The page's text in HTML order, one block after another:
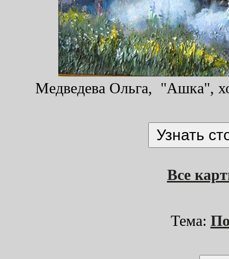
Медведева Ольга, "Ашка",
Все
Тема: